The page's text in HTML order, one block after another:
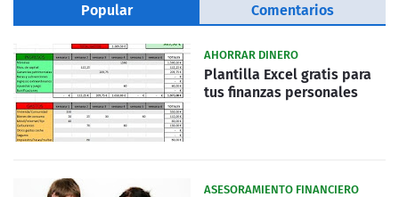
Popular Comentarios
AHORRAR DINERO
Plantilla Excel gratis para
tus finanzas personales
ASESORAMIENTO FINANCIERO